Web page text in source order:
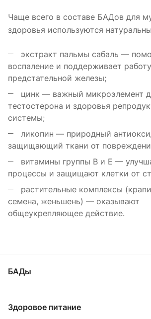
Чаще всего в составе БАДов для
здоровья используются
экстракт пальмы сабаль —
воспаление и поддерживает работу
предстательной железы;
цинк — важный микроэлемент
тестостерона и здоровья
системы;
ликопин — природный
защищающий ткани от
витамины группы B и E —
процессы и защищают клетки от
растительные комплексы
семена, женьшень) — оказывают
общеукрепляющее действие.
БАДы
Здоровое питание